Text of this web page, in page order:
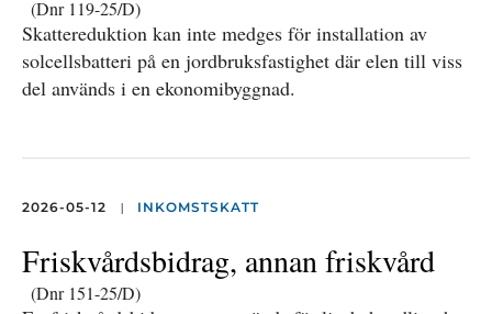
(Dnr 119-25/D)
Skattereduktion kan inte medges för installation av
solcellsbatteri på en jordbruksfastighet där elen till viss
del används i en ekonomibyggnad.
2026-05-12 | INKOMSTSKATT
Friskvårdsbidrag, annan friskvård
(Dnr 151-25/D)